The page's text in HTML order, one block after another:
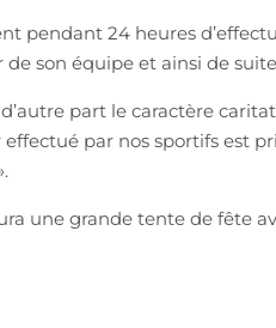
pendant 24 heures
son équipe et ainsi de
part le caractère
par nos sportifs est
une grande tente de fête